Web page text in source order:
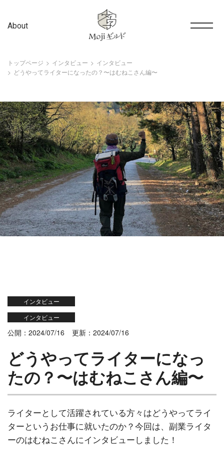
About
トップページ インタビュー
インタビュー
どうやってライターになったの？〜はむねこさん編〜
インタビュー
インタビュー
公開：2024/07/16 更新：2024/07/16
どうやってライターになっ
たの？〜はむねこさん編〜
ライターとして活躍されている方々はどうやってライ
ターというお仕事に就いたのか？今回は、副業ライタ
ーのはむねこさんにインタビューしました！